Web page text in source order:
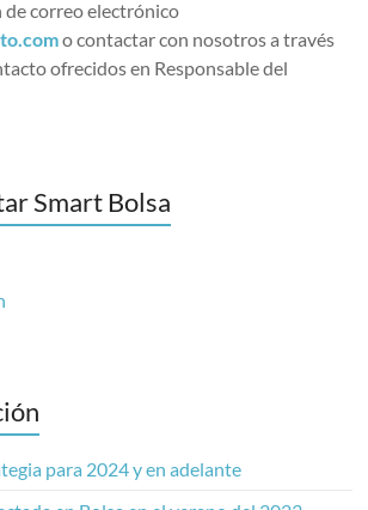
correo electrónico
o contactar con nosotros a través
ofrecidos en Responsable del
Smart Bolsa
para 2024 y en adelante